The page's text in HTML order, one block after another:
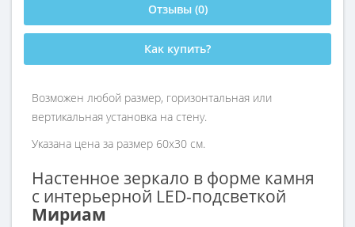
Отзывы (0)
Как купить?
Возможен любой размер, горизонтальная или
вертикальная установка на стену.
Указана цена за размер 60х30 см.
Настенное зеркало в форме камня
с интерьерной LED-подсветкой
Мириам